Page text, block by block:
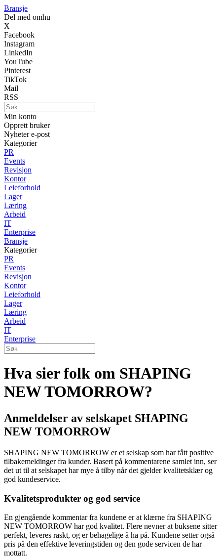
Bransje
Del med omhu
X
Facebook
Instagram
LinkedIn
YouTube
Pinterest
TikTok
Mail
RSS
Min konto
Opprett bruker
Nyheter e-post
Kategorier
PR
Events
Revisjon
Kontor
Leieforhold
Lager
Læring
Arbeid
IT
Enterprise
Bransje
Kategorier
PR
Events
Revisjon
Kontor
Leieforhold
Lager
Læring
Arbeid
IT
Enterprise
Hva sier folk om SHAPING
NEW TOMORROW?
Anmeldelser av selskapet SHAPING
NEW TOMORROW
SHAPING NEW TOMORROW er et selskap som har fått positive
tilbakemeldinger fra kunder. Basert på kommentarene samlet inn, ser
det ut til at selskapet har mye å tilby når det gjelder kvalitetsklær og
god kundeservice.
Kvalitetsprodukter og god service
En gjengående kommentar fra kundene er at klærne fra SHAPING
NEW TOMORROW har god kvalitet. Flere nevner at buksene sitter
perfekt, leveres raskt, og er behagelige å ha på. Kundene setter også
pris på den effektive leveringstiden og den gode servicen de har
mottatt.